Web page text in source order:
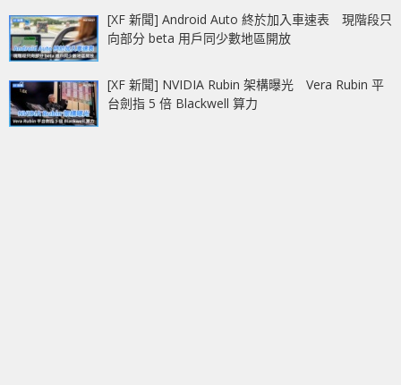
[XF 新聞] Android Auto 終於加入車速表 現階段只
向部分 beta 用戶同少數地區開放
[XF 新聞] NVIDIA Rubin 架構曝光 Vera Rubin 平
台劍指 5 倍 Blackwell 算力